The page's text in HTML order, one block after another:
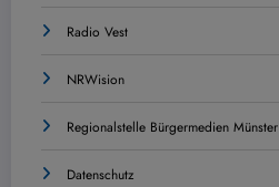
Radio Vest
NRWision
Regionalstelle Bürgermedien Münster
Datenschutz